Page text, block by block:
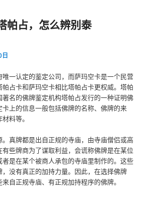
帕占，怎么辨别泰
一认定的鉴定公司，而萨玛空卡是一个民营
占卡和萨玛空卡相比塔帕占卡更权威。塔帕
著名的佛牌鉴定机构塔帕占发行的一种证明佛
上的信息一般包括佛牌的名称、佛牌的来
料等。
真牌都是出自正规的寺庙，由寺庙僧侣或高
些牌商为了谋取利益，会谎称佛牌是在某位
是在某个被商人承包的寺庙里制作的。这些
没有真正的加持力量。因此，在选择佛牌
自正规寺庙、有正规加持程序的佛牌。